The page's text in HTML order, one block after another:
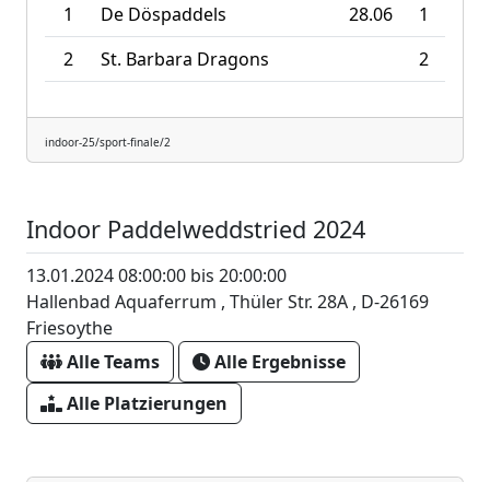
1 De Döspaddels 28.06
1
2
St. Barbara Dragons 2
indoor-25/sport-finale/2
Indoor Paddelweddstried 2024
13.01.2024 08:00:00 bis 20:00:00
Hallenbad Aquaferrum , Thüler Str. 28A , D-26169
Friesoythe
Alle Teams
Alle Ergebnisse
Alle Platzierungen